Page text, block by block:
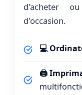
d'acheter
d'occasion.
💻
🖨️